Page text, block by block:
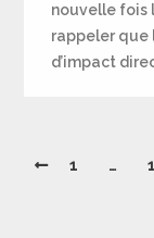
nouvelle fois
rappeler que
d’impact
1 …